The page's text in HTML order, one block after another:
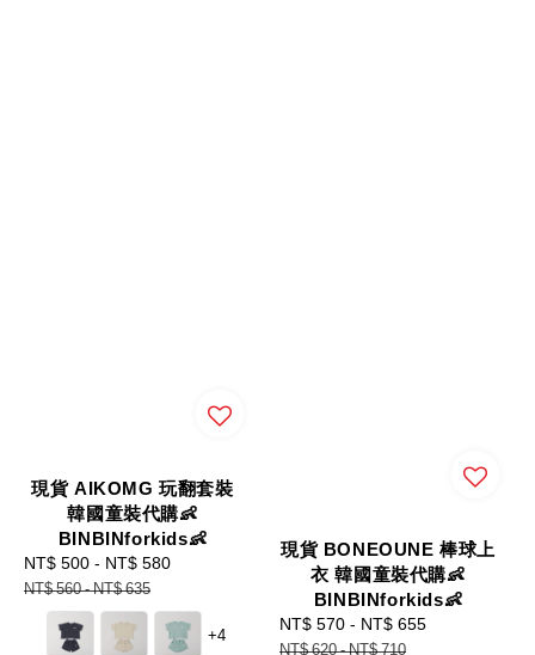
現貨 AIKOMG 玩翻套裝
韓國童裝代購👶
BINBINforkids👶
Sale
price
NT$ 500 - NT$ 580
NT$ 560-NT$ 635
+4
現貨 BONEOUNE 棒球上
衣 韓國童裝代購👶
BINBINforkids👶
Sale
NT$ 570 - NT$ 655